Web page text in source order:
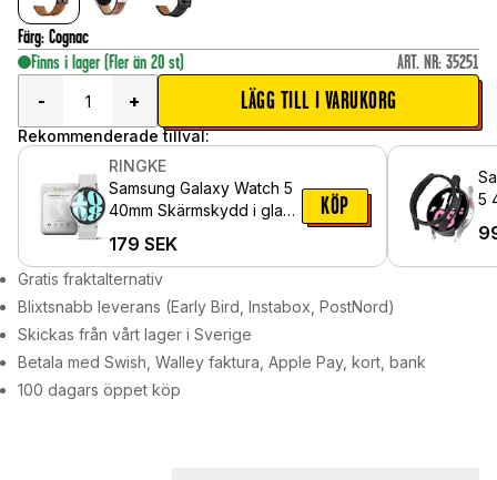
Färg: Cognac
Finns i lager (Fler än 20 st) ART. NR: 35251
-
+ LÄGG TILL I VARUKORG
Rekommenderade tillval:
RINGKE
Samsung Galaxy Watch 5
40mm Skärmskydd i glas
179 SEK
KÖP
5
Gratis fraktalternativ
Blixtsnabb leverans (Early Bird, Instabox, PostNord)
Skickas från vårt lager i Sverige
Betala med Swish, Walley faktura, Apple Pay, kort, bank
100 dagars öppet köp